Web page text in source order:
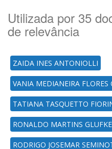
Utilizada por 35
de relevância
ZAIDA INES ANTONIOLLI
VANIA MEDIANEIRA FLORES
TATIANA TASQUETTO
RONALDO MARTINS GLUFKE
RODRIGO JOSEMAR